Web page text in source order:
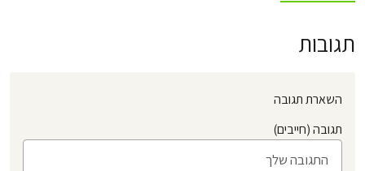
תגובות
השארת תגובה
תגובה (חייבים)